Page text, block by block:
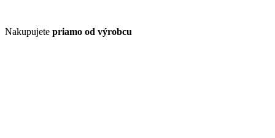
Nakupujete priamo od výrobcu